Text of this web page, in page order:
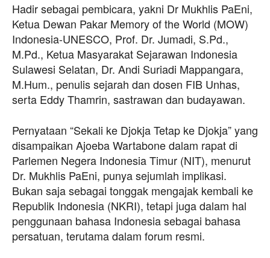
Hadir sebagai pembicara, yakni Dr Mukhlis PaEni,
Ketua Dewan Pakar Memory of the World (MOW)
Indonesia-UNESCO, Prof. Dr. Jumadi, S.Pd.,
M.Pd., Ketua Masyarakat Sejarawan Indonesia
Sulawesi Selatan, Dr. Andi Suriadi Mappangara,
M.Hum., penulis sejarah dan dosen FIB Unhas,
serta Eddy Thamrin, sastrawan dan budayawan.
Pernyataan “Sekali ke Djokja Tetap ke Djokja” yang
disampaikan Ajoeba Wartabone dalam rapat di
Parlemen Negera Indonesia Timur (NIT), menurut
Dr. Mukhlis PaEni, punya sejumlah implikasi.
Bukan saja sebagai tonggak mengajak kembali ke
Republik Indonesia (NKRI), tetapi juga dalam hal
penggunaan bahasa Indonesia sebagai bahasa
persatuan, terutama dalam forum resmi.